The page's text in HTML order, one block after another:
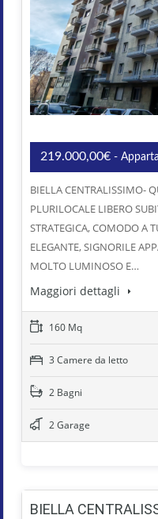
219.000,00€ -
BIELLA CENTRALISSIMO-
PLURILOCALE LIBERO
STRATEGICA, COMODO A
ELEGANTE, SIGNORILE
MOLTO LUMINOSO E…
Maggiori dettagli
160 Mq
3 Camere da letto
2 Bagni
2 Garage
BIELLA